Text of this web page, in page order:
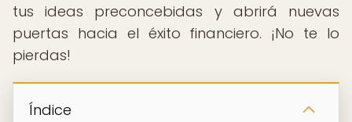
tus ideas preconcebidas y abrirá nuevas
puertas hacia el éxito financiero. ¡No te lo
pierdas!
Índice